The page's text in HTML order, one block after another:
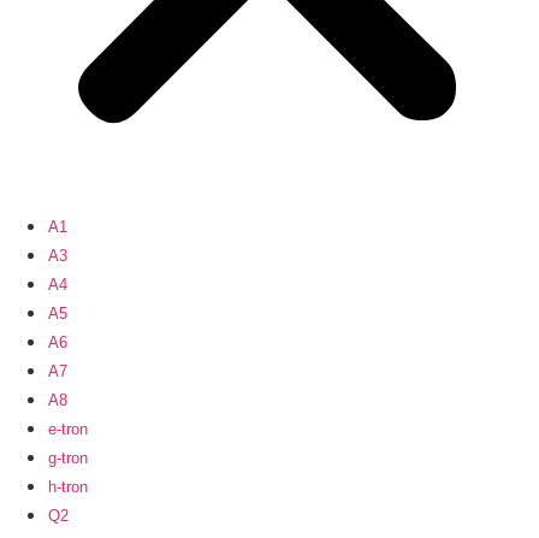
A1
A3
A4
A5
A6
A7
A8
e-tron
g-tron
h-tron
Q2